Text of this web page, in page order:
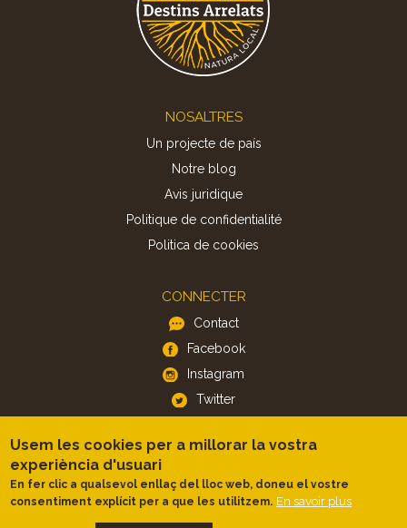
NOSALTRES
Un projecte de país
Notre blog
Avis juridique
Politique de confidentialité
Politica de cookies
CONNECTER
Contact
Facebook
Instagram
Twitter
APP
iOS
Android
Usem les cookies per a millorar la vostra
experiència d'usuari
En fer clic a qualsevol enllaç del lloc web, doneu el vostre
consentiment explícit per a que les utilitzem. En savoir plus